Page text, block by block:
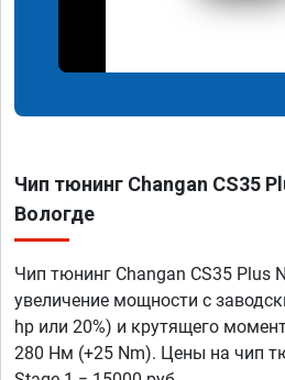
Чип тюнинг Changan CS35
Вологде
Чип тюнинг Changan CS35 Plus
увеличение мощности с
hp или 20%) и крутящего
280 Нм (+25 Nm). Цены на чип